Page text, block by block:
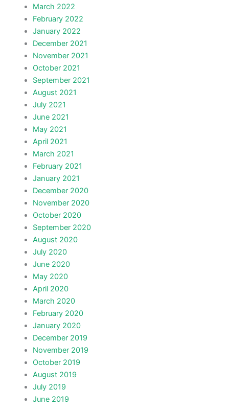
March 2022
February 2022
January 2022
December 2021
November 2021
October 2021
September 2021
August 2021
July 2021
June 2021
May 2021
April 2021
March 2021
February 2021
January 2021
December 2020
November 2020
October 2020
September 2020
August 2020
July 2020
June 2020
May 2020
April 2020
March 2020
February 2020
January 2020
December 2019
November 2019
October 2019
August 2019
July 2019
June 2019